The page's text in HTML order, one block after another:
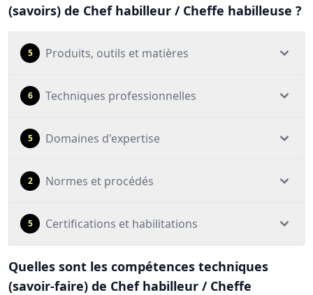
(savoirs) de Chef habilleur / Cheffe habilleuse ?
5 Produits, outils et matières
6 Techniques professionnelles
5 Domaines d'expertise
2 Normes et procédés
5 Certifications et habilitations
Quelles sont les compétences techniques
(savoir-faire) de Chef habilleur / Cheffe